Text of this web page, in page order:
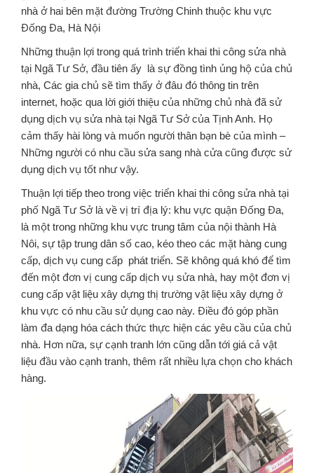
nhà ở hai bên mặt đường Trường Chinh thuộc khu vực
Đống Đa, Hà Nội
Những thuận lợi trong quá trình triển khai thi công sửa nhà
tại Ngã Tư Sở, đầu tiên ấy là sự đồng tình ủng hộ của chủ
nhà, Các gia chủ sẽ tìm thấy ở đâu đó thông tin trên
internet, hoặc qua lời giới thiệu của những chủ nhà đã sử
dụng dịch vụ sửa nhà tại Ngã Tư Sở của Tịnh Anh. Họ
cảm thấy hài lòng và muốn người thân bạn bè của mình –
Những người có nhu cầu sửa sang nhà cửa cũng được sử
dụng dịch vụ tốt như vậy.
Thuận lợi tiếp theo trong việc triển khai thi công sửa nhà tại
phố Ngã Tư Sở là về vị trí địa lý: khu vực quận Đống Đa,
là một trong những khu vực trung tâm của nội thành Hà
Nôi, sự tập trung dân số cao, kéo theo các mặt hàng cung
cấp, dịch vụ cung cấp phát triển. Sẽ không quá khó để tìm
đến một đơn vị cung cấp dịch vụ sửa nhà, hay một đơn vị
cung cấp vật liệu xây dựng thị trường vật liệu xây dựng ở
khu vực có nhu cầu sử dụng cao này. Điều đó góp phần
làm đa dạng hóa cách thức thực hiện các yêu cầu của chủ
nhà. Hơn nữa, sự cạnh tranh lớn cũng dẫn tới giá cả vật
liệu đầu vào cạnh tranh, thêm rất nhiều lựa chọn cho khách
hàng.